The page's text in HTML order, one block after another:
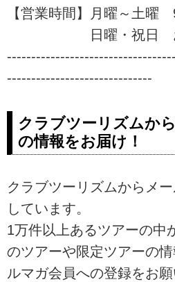
【営業時間】月曜～土曜
日曜・祝日 お休
------------------------------
クラブツーリズムか
の情報をお届け！
クラブツーリズムからメ
しています。
1万件以上あるツアーの中
のツアーや限定ツアーの
ルマガ会員への登録をお願